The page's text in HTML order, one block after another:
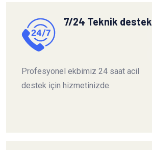
7/24 Teknik destek
Profesyonel ekbimiz 24 saat acil
destek için hizmetinizde.